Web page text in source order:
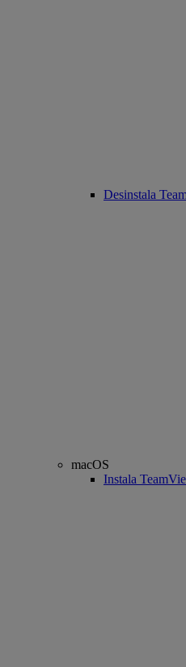
Desinstala
macOS
Instala